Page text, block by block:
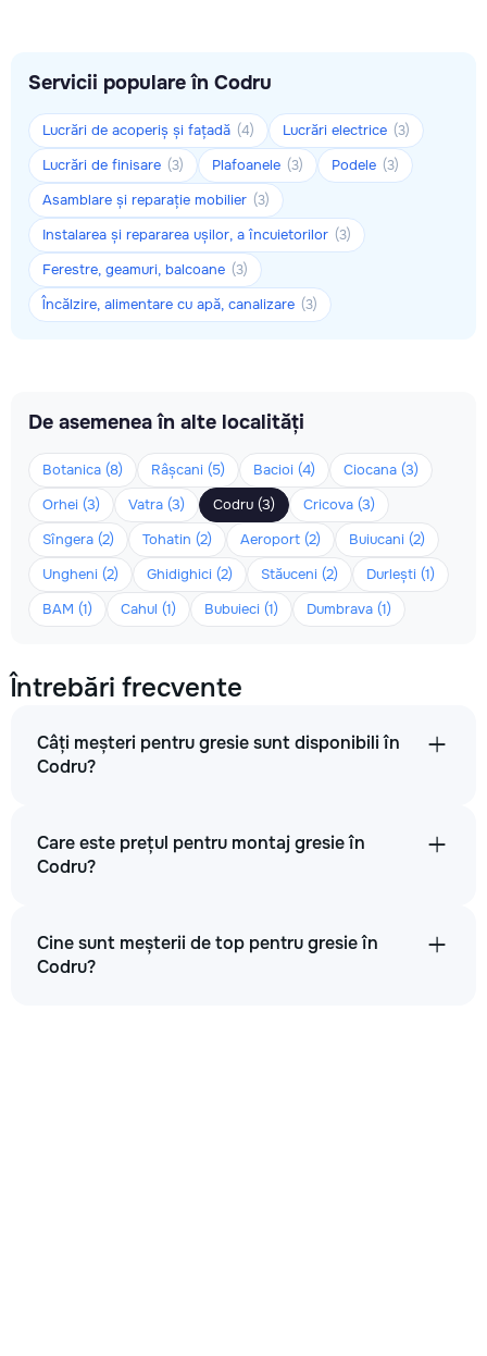
Servicii populare în Codru
Lucrări de acoperiș și fațadă (4) Lucrări electrice (3)
Lucrări de finisare (3) Plafoanele (3) Podele (3)
Asamblare și reparație mobilier (3)
Instalarea și repararea ușilor, a încuietorilor (3)
Ferestre, geamuri, balcoane (3)
Încălzire, alimentare cu apă, canalizare (3)
De asemenea în alte localități
Botanica (8) Râșcani (5) Bacioi (4)
Ciocana (3)
Orhei (3)
Vatra (3) Codru (3)
Cricova (3)
Sîngera (2)
Tohatin (2) Aeroport (2)
Buiucani (2)
Ungheni (2)
Ghidighici (2) Stăuceni (2)
Durlești (1)
BAM (1)
Cahul (1) Bubuieci (1) Dumbrava (1)
Întrebări frecvente
Câți meșteri pentru gresie sunt disponibili în
Codru?
Care este prețul pentru montaj gresie în
Codru?
Cine sunt meșterii de top pentru gresie în
Codru?